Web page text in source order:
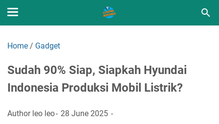
Home / Gadget
Sudah 90% Siap, Siapkah Hyundai
Indonesia Produksi Mobil Listrik?
Author leo leo 28 June 2025